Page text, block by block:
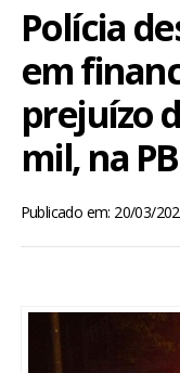
INÍCIO
POMBAL E REGIÃO
PARAÍBA
Polícia
em
prejuízo
mil, na PB
Publicado em: 20/03/